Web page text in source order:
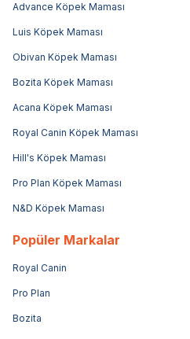
Advance Köpek Maması
Luis Köpek Maması
Obivan Köpek Maması
Bozita Köpek Maması
Acana Köpek Maması
Royal Canin Köpek Maması
Hill's Köpek Maması
Pro Plan Köpek Maması
N&D Köpek Maması
Popüler Markalar
Royal Canin
Pro Plan
Bozita